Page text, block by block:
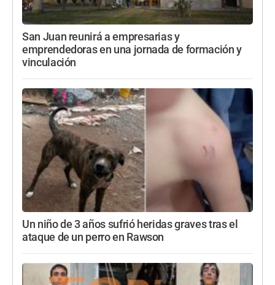
San Juan reunirá a empresarias y
emprendedoras en una jornada de formación y
vinculación
Un niño de 3 años sufrió heridas graves tras el
ataque de un perro en Rawson